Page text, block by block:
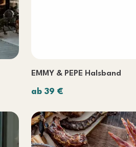
EMMY & PEPE Halsband
ab 39 €